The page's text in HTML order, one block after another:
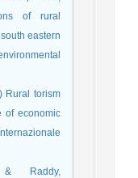
of rural
eastern
Rural torism
of economic
Raddy,